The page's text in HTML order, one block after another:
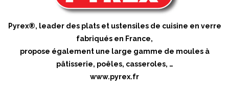
Pyrex®, leader des plats et ustensiles de cuisine en verre
fabriqués en France,
propose également une large gamme de moules à
pâtisserie, poêles, casseroles, …
www.pyrex.fr